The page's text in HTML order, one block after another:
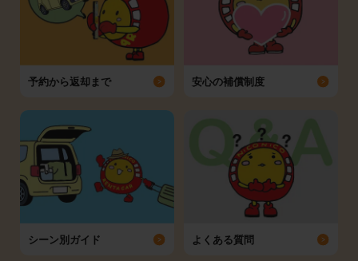
予約から返却まで 安心の補償制度
シーン別ガイド よくある質問